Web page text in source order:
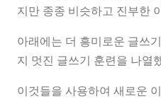
지만 종종 비슷하고 진부한
아래에는 더 흥미로운 글쓰
지 멋진 글쓰기 훈련을 나열
이것들을 사용하여 새로운